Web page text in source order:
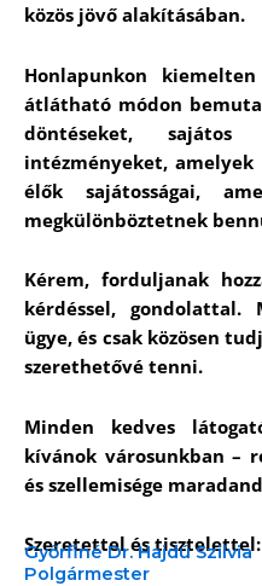
közös jövő alakításában.
Honlapunkon
átlátható módon
döntéseket,
intézményeket,
élők sajátosságai,
megkülönböztetnek
Kérem, forduljanak
kérdéssel, gondolattal.
ügye, és csak közösen
szerethetővé tenni.
Minden kedves
kívánok városunkban –
és szellemisége
Szeretettel és tisztelettel:
Győrfiné Dr. Hajdú Szilvia
Polgármester